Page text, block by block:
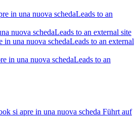
in una nuova schedaLeads to an
nuova schedaLeads to an external site
in una nuova schedaLeads to an external
in una nuova schedaLeads to an
si apre in una nuova scheda Führt auf